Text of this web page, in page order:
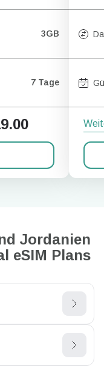
3GB
7 Tage
Jordanien
eSIM Plans